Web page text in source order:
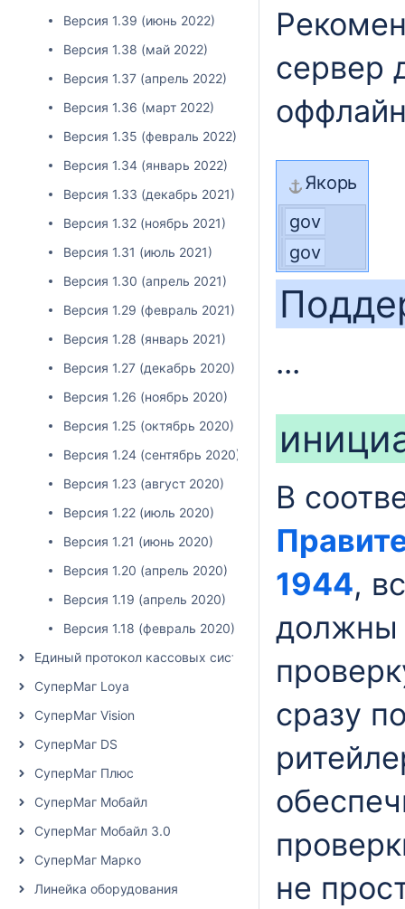
Версия 1.39 (июнь 2022)
Версия 1.38 (май 2022)
Версия 1.37 (апрель 2022)
Версия 1.36 (март 2022)
Версия 1.35 (февраль 2022)
Версия 1.34 (январь 2022)
Версия 1.33 (декабрь 2021)
Версия 1.32 (ноябрь 2021)
Версия 1.31 (июль 2021)
Версия 1.30 (апрель 2021)
Версия 1.29 (февраль 2021)
Версия 1.28 (январь 2021)
Версия 1.27 (декабрь 2020)
Версия 1.26 (ноябрь 2020)
Версия 1.25 (октябрь 2020)
Версия 1.24 (сентябрь 2020)
Версия 1.23 (август 2020)
Версия 1.22 (июль 2020)
Версия 1.21 (июнь 2020)
Версия 1.20 (апрель 2020)
Версия 1.19 (апрель 2020)
Версия 1.18 (февраль 2020)
Единый протокол кассовых систем
СуперМаг Loya
СуперМаг Vision
СуперМаг DS
СуперМаг Плюс
СуперМаг Мобайл
СуперМаг Мобайл 3.0
СуперМаг Марко
Линейка оборудования
сервер
Якорь
gov
gov
...
В
1944,
должны
сразу
не